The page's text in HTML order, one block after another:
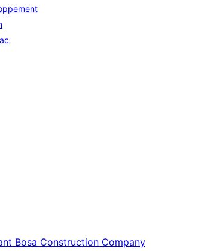
Bosa Construction Company